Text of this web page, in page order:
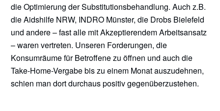
die Optimierung der Substitutionsbehandlung. Auch z.B.
die Aidshilfe NRW, INDRO Münster, die Drobs Bielefeld
und andere – fast alle mit Akzeptierendem Arbeitsansatz
– waren vertreten. Unseren Forderungen, die
Konsumräume für Betroffene zu öffnen und auch die
Take-Home-Vergabe bis zu einem Monat auszudehnen,
schien man dort durchaus positiv gegenüberzustehen.